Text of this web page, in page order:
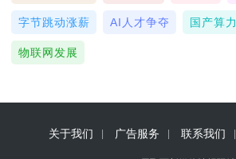
字节跳动涨薪 AI人才争夺 国产算力
物联网发展
关于我们 广告服务 联系我们